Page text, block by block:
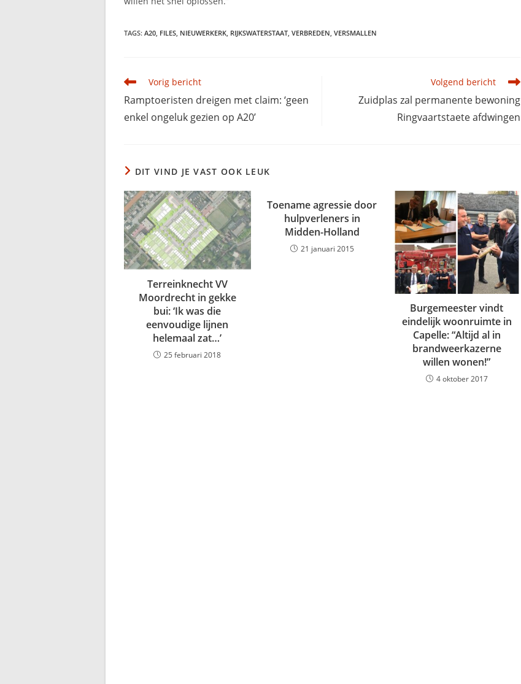
TAGS: A20, FILES, NIEUWERKERK, RIJKSWATERSTAAT, VERBREDEN VERSMALLEN
Lees
artikelen
Vorig bericht
Ramptoeristen dreigen met claim: ‘geen
enkel ongeluk gezien op A20’
Volgend bericht
Zuidplas zal permanente bewoning
Ringvaartstaete afdwingen
DIT VIND JE VAST OOK LEUK
Terreinknecht VV
Moordrecht in gekke
bui: ‘Ik was die
eenvoudige lijnen
helemaal zat…’
25 februari 2018
Toename agressie door
hulpverleners in
Midden-Holland
21 januari 2015
Burgemeester vindt
eindelijk woonruimte in
Capelle: “Altijd al in
brandweerkazerne
willen wonen!”
4 oktober 2017